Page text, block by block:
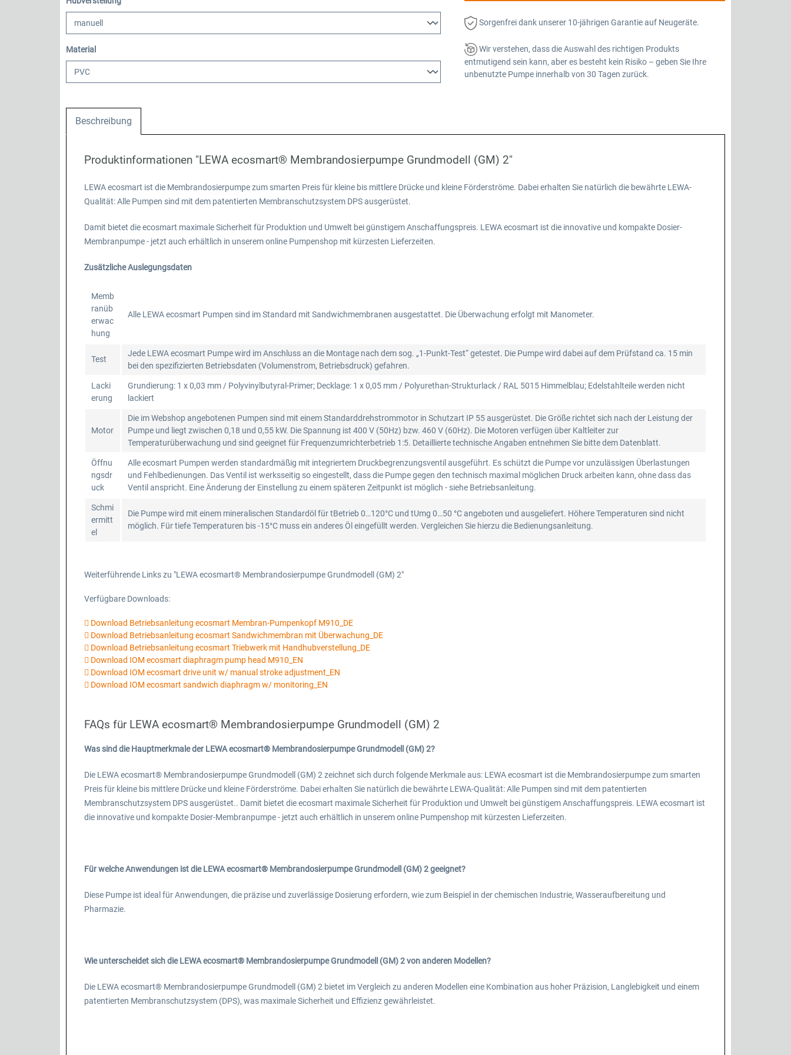
Materialauswählen
Sorgenfrei dank unserer 10-jährigen Garantie auf Neugeräte.
Wir verstehen, dass die Auswahl des richtigen Produkts
entmutigend sein kann, aber es besteht kein Risiko – geben Sie Ihre
unbenutzte Pumpe innerhalb von 30 Tagen zurück.
Beschreibung
Produktinformationen "LEWA ecosmart® Membrandosierpumpe Grundmodell (GM) 2"
LEWA ecosmart ist die Membrandosierpumpe zum smarten Preis für kleine bis mittlere Drücke und kleine Förderströme. Dabei erhalten Sie natürlich die bewährte LEWA-
Qualität: Alle Pumpen sind mit dem patentierten Membranschutzsystem DPS ausgerüstet.
Damit bietet die ecosmart maximale Sicherheit für Produktion und Umwelt bei günstigem Anschaffungspreis. LEWA ecosmart ist die innovative und kompakte Dosier-
Membranpumpe - jetzt auch erhältlich in unserem online Pumpenshop mit kürzesten Lieferzeiten.
Zusätzliche Auslegungsdaten
Memb
ranüb
erwac
hung
Alle LEWA ecosmart Pumpen sind im Standard mit Sandwichmembranen ausgestattet. Die Überwachung erfolgt mit Manometer.
Test
Jede LEWA ecosmart Pumpe wird im Anschluss an die Montage nach dem sog. „1-Punkt-Test“ getestet. Die Pumpe wird dabei auf dem Prüfstand ca. 15 min
bei den spezifizierten Betriebsdaten (Volumenstrom, Betriebsdruck) gefahren.
Lacki
erung
Grundierung: 1 x 0,03 mm / Polyvinylbutyral-Primer; Decklage: 1 x 0,05 mm / Polyurethan-Strukturlack / RAL 5015 Himmelblau; Edelstahlteile werden nicht
lackiert
Motor
Die im Webshop angebotenen Pumpen sind mit einem Standarddrehstrommotor in Schutzart IP 55 ausgerüstet. Die Größe richtet sich nach der Leistung der
Pumpe und liegt zwischen 0,18 und 0,55 kW. Die Spannung ist 400 V (50Hz) bzw. 460 V (60Hz). Die Motoren verfügen über Kaltleiter zur
Temperaturüberwachung und sind geeignet für Frequenzumrichterbetrieb 1:5. Detaillierte technische Angaben entnehmen Sie bitte dem Datenblatt.
Öffnu
ngsdr
uck
Alle ecosmart Pumpen werden standardmäßig mit integriertem Druckbegrenzungsventil ausgeführt. Es schützt die Pumpe vor unzulässigen Überlastungen
und Fehlbedienungen. Das Ventil ist werksseitig so eingestellt, dass die Pumpe gegen den technisch maximal möglichen Druck arbeiten kann, ohne dass das
Ventil anspricht. Eine Änderung der Einstellung zu einem späteren Zeitpunkt ist möglich - siehe Betriebsanleitung.
Schmi
ermitt
el
Die Pumpe wird mit einem mineralischen Standardöl für tBetrieb 0…120°C und tUmg 0…50 °C angeboten und ausgeliefert. Höhere Temperaturen sind nicht
möglich. Für tiefe Temperaturen bis -15°C muss ein anderes Öl eingefüllt werden. Vergleichen Sie hierzu die Bedienungsanleitung.
Weiterführende Links zu "LEWA ecosmart® Membrandosierpumpe Grundmodell (GM) 2"
Verfügbare Downloads:
Download Betriebsanleitung ecosmart Membran-Pumpenkopf M910_DE
Download Betriebsanleitung ecosmart Sandwichmembran mit Überwachung_DE
Download Betriebsanleitung ecosmart Triebwerk mit Handhubverstellung_DE
Download IOM ecosmart diaphragm pump head M910_EN
Download IOM ecosmart drive unit w/ manual stroke adjustment_EN
Download IOM ecosmart sandwich diaphragm w/ monitoring_EN
FAQs für LEWA ecosmart® Membrandosierpumpe Grundmodell (GM) 2
Was sind die Hauptmerkmale der LEWA ecosmart® Membrandosierpumpe Grundmodell (GM) 2?
Die LEWA ecosmart® Membrandosierpumpe Grundmodell (GM) 2 zeichnet sich durch folgende Merkmale aus: LEWA ecosmart ist die Membrandosierpumpe zum smarten
Preis für kleine bis mittlere Drücke und kleine Förderströme. Dabei erhalten Sie natürlich die bewährte LEWA-Qualität: Alle Pumpen sind mit dem patentierten
Membranschutzsystem DPS ausgerüstet.. Damit bietet die ecosmart maximale Sicherheit für Produktion und Umwelt bei günstigem Anschaffungspreis. LEWA ecosmart ist
die innovative und kompakte Dosier-Membranpumpe - jetzt auch erhältlich in unserem online Pumpenshop mit kürzesten Lieferzeiten.
Für welche Anwendungen ist die LEWA ecosmart® Membrandosierpumpe Grundmodell (GM) 2 geeignet?
Diese Pumpe ist ideal für Anwendungen, die präzise und zuverlässige Dosierung erfordern, wie zum Beispiel in der chemischen Industrie, Wasseraufbereitung und
Pharmazie.
Wie unterscheidet sich die LEWA ecosmart® Membrandosierpumpe Grundmodell (GM) 2 von anderen Modellen?
Die LEWA ecosmart® Membrandosierpumpe Grundmodell (GM) 2 bietet im Vergleich zu anderen Modellen eine Kombination aus hoher Präzision, Langlebigkeit und einem
patentierten Membranschutzsystem (DPS), was maximale Sicherheit und Effizienz gewährleistet.